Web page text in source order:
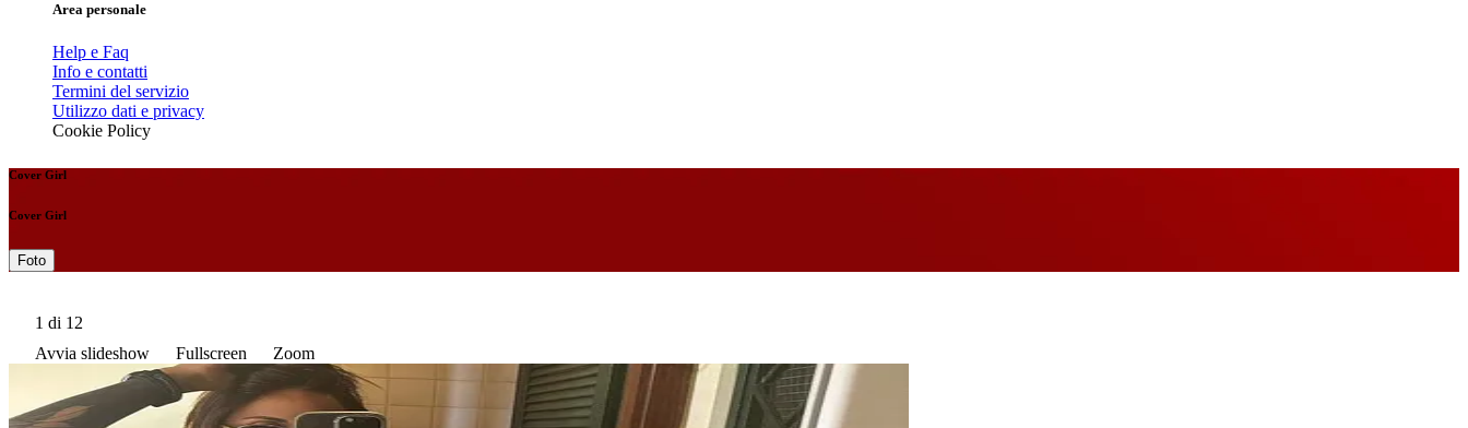
Area personale
Help e Faq
Info e contatti
Termini del servizio
Utilizzo dati e privacy
Cookie Policy
Cover Girl
Cover Girl
Foto
1 di 12
Avvia slideshow
Fullscreen Zoom